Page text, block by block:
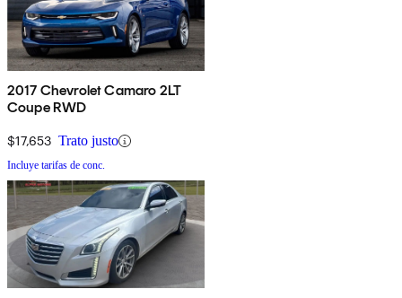
2017 Chevrolet Camaro 2LT
Coupe RWD
$17,653 Trato justo
Incluye tarifas de conc.